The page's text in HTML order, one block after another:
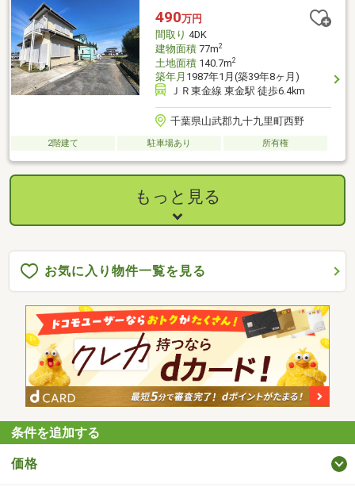
490万円
間取り 4DK
建物面積77m2
土地面積140.7m2
築年月 1987年1月(築39年8ヶ月)
ＪＲ東金線 東金駅 徒歩6.4km
千葉県山武郡九十九里町西野
2階建て 駐車場あり 所有権
もっと見る
お気に入り物件一覧を見る
条件を追加する
価格